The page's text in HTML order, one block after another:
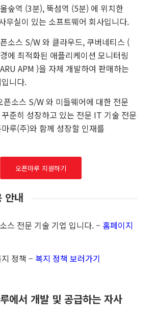
숲역 (3분), 뚝섬역 (5분) 에 위치한
무실이 있는 소프트웨어 회사입니다.
소스 S/W 와 클라우드, 쿠버네티스 (
에 최적화된 애플리케이션 모니터링
APM )을 자체 개발하여 판매하는
니다.
픈소스 S/W 와 미들웨어에 대한 전문
준히 성장하고 있는 전문 IT 기술 전문
루(주)와 함께 성장할 인재를
오픈마루 지원하기
안내
스 전문 기술 기업 입니다. – 홈페이지
정책 – 복지 정책 보러가기
에서 개발 및 공급하는 자사